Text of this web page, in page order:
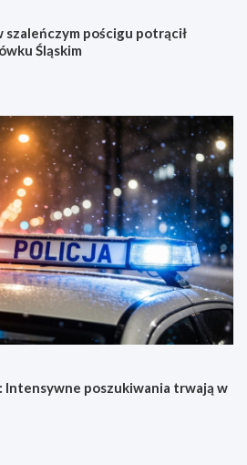
pościgu potrącił
Śląskim
Intensywne poszukiwania trwają w